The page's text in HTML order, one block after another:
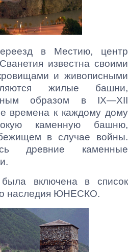
в Местию, центр
известна своими
и живописными
жилые башни,
образом в IX—XII
времена к каждому дому
каменную башню,
в случае войны.
древние каменные
включена в список
наследия ЮНЕСКО.